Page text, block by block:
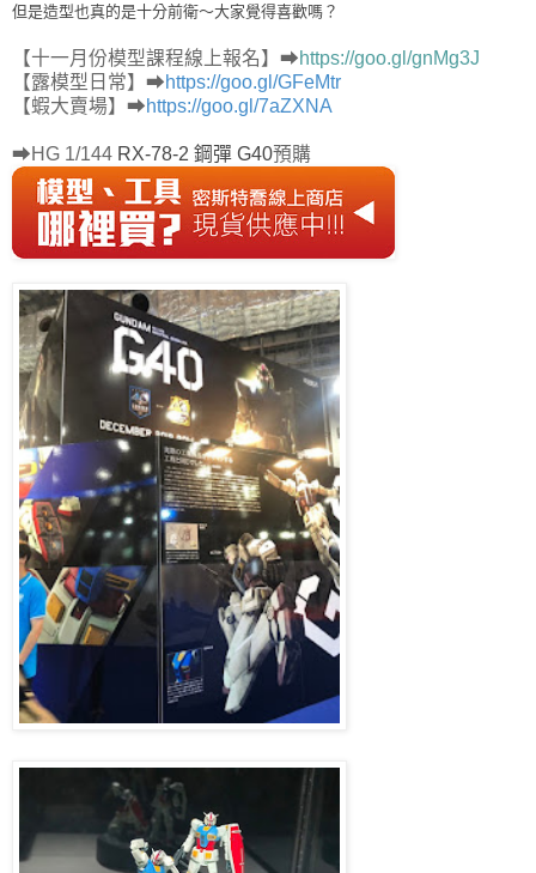
但是造型也真的是十分前衛～大家覺得喜歡嗎？
【十一月份模型課程線上報名】➡https://goo.gl/gnMg3J
【露模型日常】➡https://goo.gl/GFeMtr
【蝦大賣場】➡https://goo.gl/7aZXNA
➡HG 1/144 RX-78-2 鋼彈 G40預購